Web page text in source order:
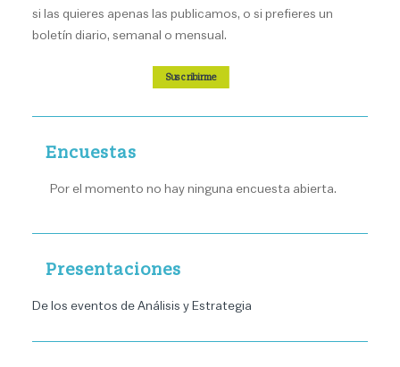
si las quieres apenas las publicamos, o si prefieres un
boletín diario, semanal o mensual.
Suscribirme
Encuestas
Por el momento no hay ninguna encuesta abierta.
Presentaciones
De los eventos de Análisis y Estrategia